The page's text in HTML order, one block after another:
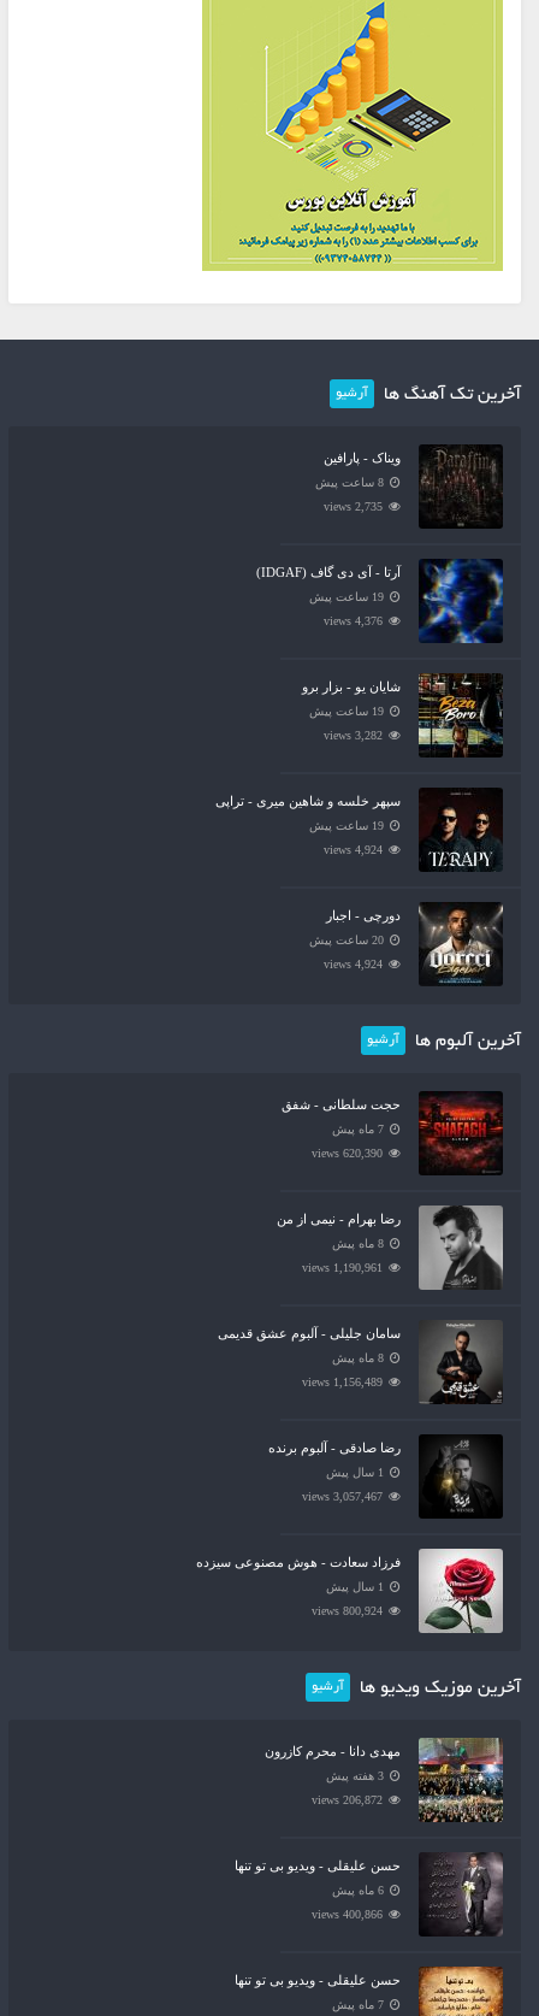
آخرین تک آهنگ ها آرشیو
ویناک - پارافین
8 ساعت پیش
2,735 views
آرتا - آی دی گاف (IDGAF)
19 ساعت پیش
4,376 views
شایان یو - بزار برو
19 ساعت پیش
3,282 views
سپهر خلسه و شاهین میری - تراپی
19 ساعت پیش
4,924 views
دورچی - اجبار
20 ساعت پیش
4,924 views
آخرین آلبوم ها آرشیو
حجت سلطانی - شفق
7 ماه پیش
620,390 views
رضا بهرام - نیمی از من
8 ماه پیش
1,190,961 views
سامان جلیلی - آلبوم عشق قدیمی
8 ماه پیش
1,156,489 views
رضا صادقی - آلبوم برنده
1 سال پیش
3,057,467 views
فرزاد سعادت - هوش مصنوعی سیزده
1 سال پیش
800,924 views
آخرین موزیک ویدیو ها آرشیو
مهدی دانا - محرم کازرون
3 هفته پیش
206,872 views
حسن علیقلی - ویدیو بی تو تنها
6 ماه پیش
400,866 views
حسن علیقلی - ویدیو بی تو تنها
7 ماه پیش